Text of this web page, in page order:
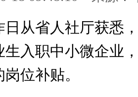
省人社厅获悉，
生入职中小微企业
位补贴。